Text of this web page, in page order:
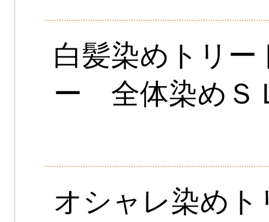
白髪染めトリ
ー 全体染めＳ
オシャレ染め